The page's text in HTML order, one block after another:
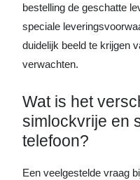
bestelling de geschatte
speciale
duidelijk beeld te krijgen
verwachten.
Wat is het
simlockvrije en
telefoon?
Een veelgestelde vraag